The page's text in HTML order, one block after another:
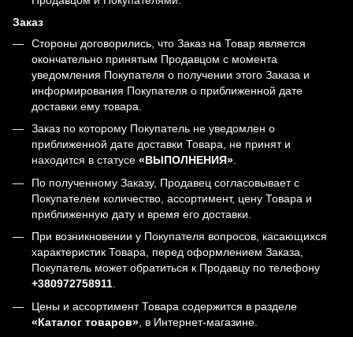
Заказ
Стороны договорились, что Заказ на Товар является
окончательно принятым Продавцом с момента
уведомления Покупателя о получении этого Заказа и
информирования Покупателя о приближенной дате
доставки ему товара.
Заказ по которому Покупатель не уведомлен о
приближенной дате доставки Товара, не принят и
находится в статусе «ВЫПОЛНЕНИЯ».
По полученному Заказу, Продавец согласовывает с
Покупателем количество, ассортимент, цену Товара и
приближенную дату и время его доставки.
При возникновении у Покупателя вопросов, касающихся
характеристик Товара, перед оформлением Заказа,
Покупатель может обратиться к Продавцу по телефону
+380972758911.
Цены и ассортимент Товара содержится в разделе
«Каталог товаров» , в Интернет-магазине.